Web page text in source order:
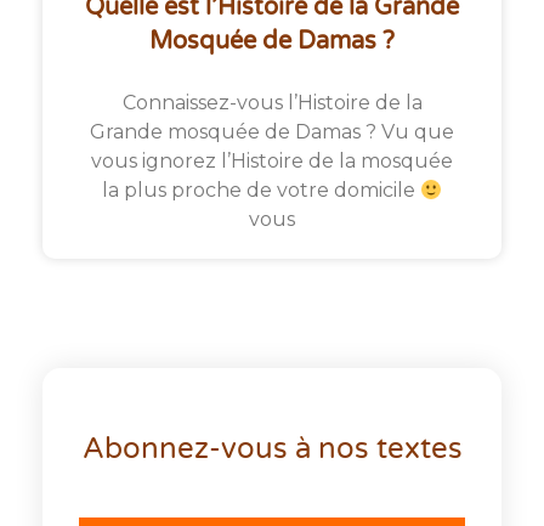
Quelle est l’Histoire de la Grande
Mosquée de Damas ?
Connaissez-vous l’Histoire de la
Grande mosquée de Damas ? Vu que
vous ignorez l’Histoire de la mosquée
la plus proche de votre domicile
vous
Abonnez-vous à nos textes